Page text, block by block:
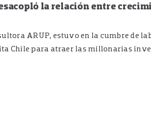
la relación entre
ARUP, estuvo en la cumbre de
Chile para atraer las millonarias